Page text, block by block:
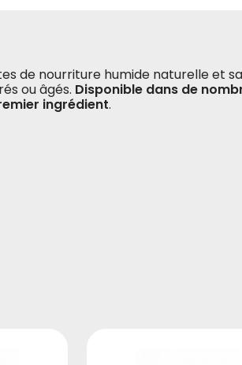
de nourriture humide naturelle et
ou âgés. Disponible dans de
ingrédient.